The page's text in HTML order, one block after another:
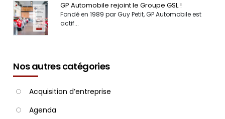
GP Automobile rejoint le Groupe GSL !
Fondé en 1989 par Guy Petit, GP Automobile est
actif...
Nos autres catégories
Acquisition d’entreprise
Agenda